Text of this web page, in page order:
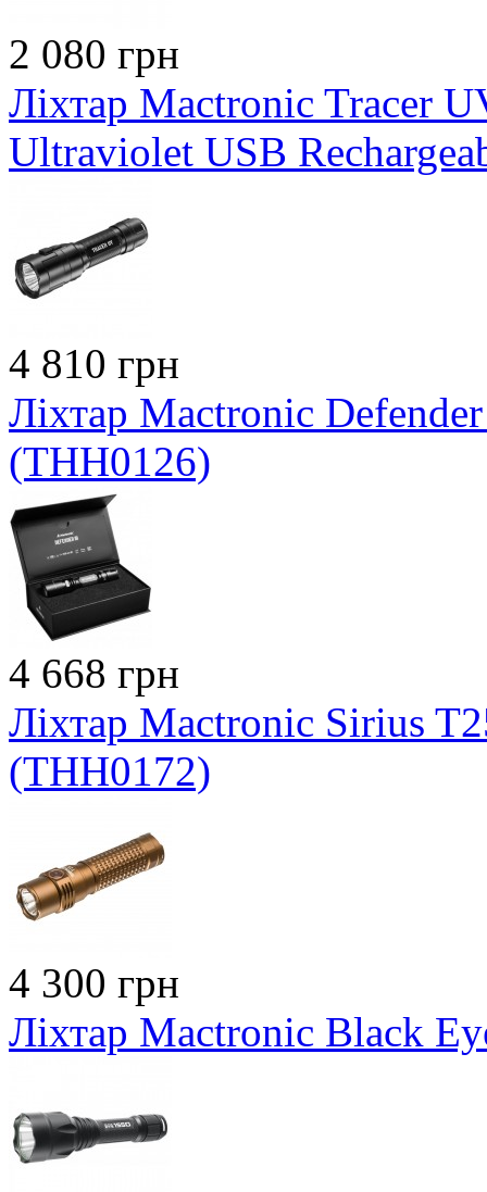
2 080 грн
Ліхтар Mactronic Tracer
Ultraviolet USB
4 810 грн
Ліхтар Mactronic
(THH0126)
4 668 грн
Ліхтар Mactronic Sirius
(THH0172)
4 300 грн
Ліхтар Mactronic Black